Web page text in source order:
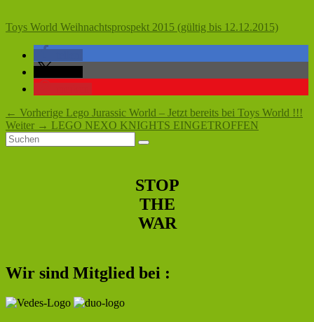
Toys World Weihnachtsprospekt 2015 (gültig bis 12.12.2015)
Beitragsnavigation
← Vorherige Vorheriger
Beitrag:
Lego Jurassic World – Jetzt bereits bei Toys World !!!
Weiter → Nächster
LEGO NEXO KNIGHTS EINGETROFFEN
Primärer
Suchen
nach:
Suchen
STOP
THE
WAR
Wir sind Mitglied bei :